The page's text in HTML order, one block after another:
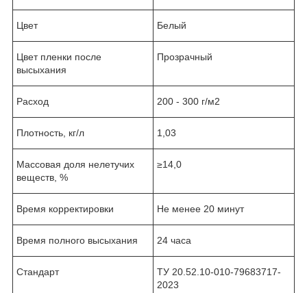
Цвет Белый
Цвет пленки после
высыхания
Прозрачный
Расход 200 - 300 г/м2
Плотность, кг/л 1,03
Массовая доля нелетучих
веществ, %
≥14,0
Время корректировки Не менее 20 минут
Время полного высыхания 24 часа
Стандарт
ТУ 20.52.10-010-79683717-
2023